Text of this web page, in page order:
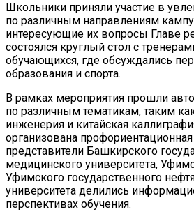
Школьники приняли участие в
по различным направлениям
интересующие их вопросы Главе
состоялся круглый стол с
обучающихся, где обсуждались
образования и спорта.
В рамках мероприятия прошли
по различным тематикам, таким
инженерия и китайская
организована
представители Башкирского
медицинского университета,
Уфимского государственного
университета делились
перспективах обучения.